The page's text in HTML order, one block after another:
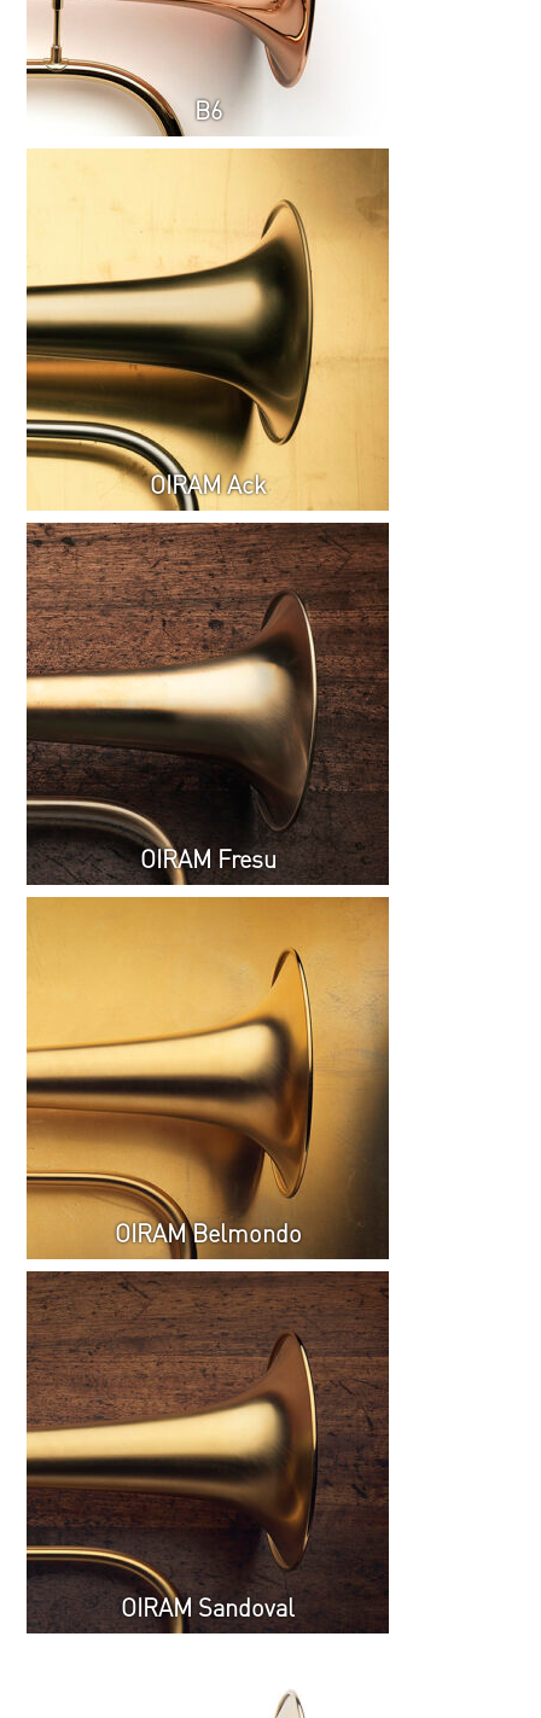
B6
OIRAM Ack
OIRAM Fresu
OIRAM Belmondo
OIRAM Sandoval